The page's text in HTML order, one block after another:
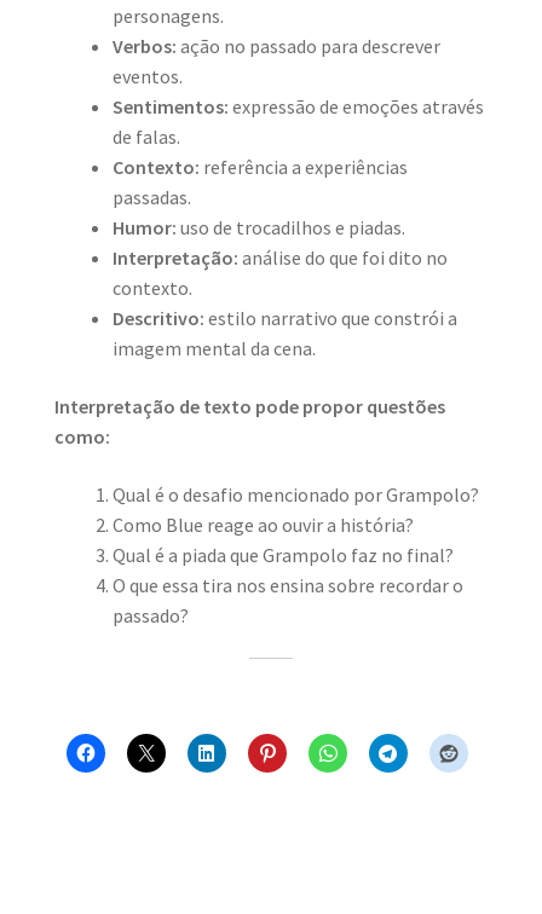
personagens.
Verbos: ação no passado para descrever
eventos.
Sentimentos: expressão de emoções através
de falas.
Contexto: referência a experiências
passadas.
Humor: uso de trocadilhos e piadas.
Interpretação: análise do que foi dito no
contexto.
Descritivo: estilo narrativo que constrói a
imagem mental da cena.
Interpretação de texto pode propor questões
como:
Qual é o desafio mencionado por Grampolo?
Como Blue reage ao ouvir a história?
Qual é a piada que Grampolo faz no final?
O que essa tira nos ensina sobre recordar o
passado?